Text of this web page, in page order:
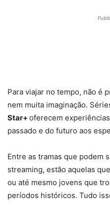
Para viajar no tempo, não é
nem muita imaginação.
Star+ oferecem
passado e do futuro aos
Entre as tramas que podem
streaming, estão aquelas
ou até mesmo jovens que
períodos históricos. Tudo